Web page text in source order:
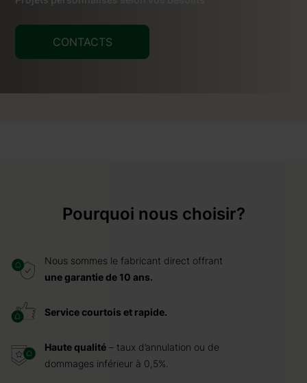
CONTACTS
Pourquoi nous choisir?
Nous sommes le fabricant direct offrant
une garantie de 10 ans.
Service courtois et rapide.
Haute qualité – taux d’annulation ou de
dommages inférieur à 0,5%.